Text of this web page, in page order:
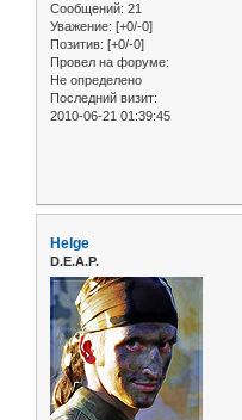
Сообщений: 21
Уважение: [+0/-0]
Позитив: [+0/-0]
Провел на форуме:
Не определено
Последний визит:
2010-06-21 01:39:45
Helge
D.E.A.P.